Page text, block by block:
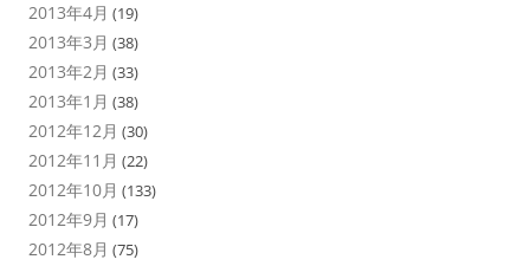
2013年4月 (19)
2013年3月 (38)
2013年2月 (33)
2013年1月 (38)
2012年12月 (30)
2012年11月 (22)
2012年10月 (133)
2012年9月 (17)
2012年8月 (75)